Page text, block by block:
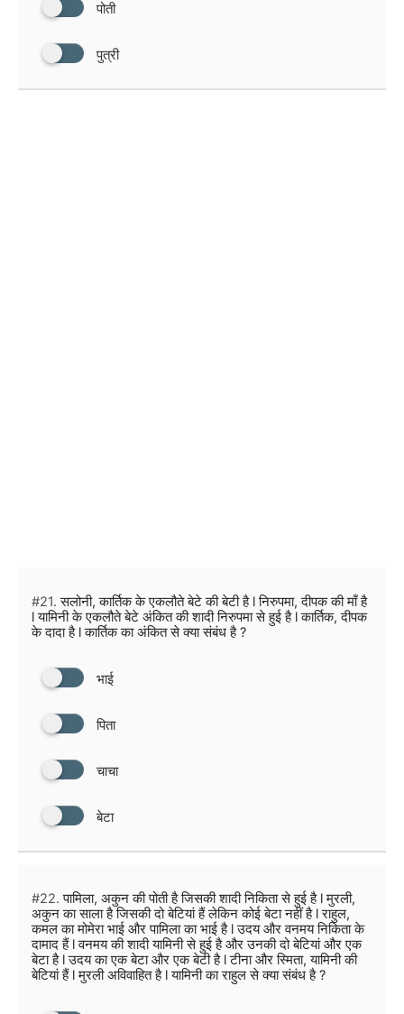
पोती
पुत्री
#21. सलोनी, कार्तिक के एकलौते बेटे की बेटी है l निरुपमा, दीपक की माँ है
l यामिनी के एकलौते बेटे अंकित की शादी निरुपमा से हुई है l कार्तिक, दीपक
के दादा है l कार्तिक का अंकित से क्या संबंध है ?
भाई
पिता
चाचा
बेटा
#22. पामिला, अकुन की पोती है जिसकी शादी निकिता से हुई है l मुरली,
अकुन का साला है जिसकी दो बेटियां हैं लेकिन कोई बेटा नहीं है l राहुल,
कमल का मोमेरा भाई और पामिला का भाई है l उदय और वनमय निकिता के
दामाद हैं l वनमय की शादी यामिनी से हुई है और उनकी दो बेटियां और एक
बेटा है l उदय का एक बेटा और एक बेटी है l टीना और स्मिता, यामिनी की
बेटियां हैं l मुरली अविवाहित है l यामिनी का राहुल से क्या संबंध है ?